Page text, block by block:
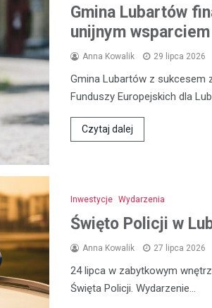
Gmina Lubartów
unijnym wsparciem
Anna Kowalik 29 lipca 2026
Gmina Lubartów z sukcesem
Funduszy Europejskich dla
Czytaj dalej
Inwestycje Wydarzenia
Święto Policji w
Anna Kowalik 27 lipca 2026
24 lipca w zabytkowym
Święta Policji. Wydarzenie…